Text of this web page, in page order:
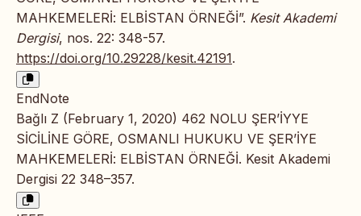
MAHKEMELERİ: ELBİSTAN ÖRNEĞİ”. Kesit Akademi
Dergisi, nos. 22: 348-57.
https://doi.org/10.29228/kesit.42191.
EndNote
Bağlı Z (February 1, 2020) 462 NOLU ŞER’İYYE
SİCİLİNE GÖRE, OSMANLI HUKUKU VE ŞER’İYE
MAHKEMELERİ: ELBİSTAN ÖRNEĞİ. Kesit Akademi
Dergisi 22 348–357.